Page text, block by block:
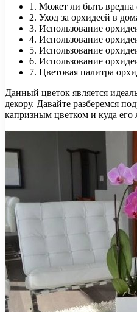
1. Может ли быть вредна
2. Уход за орхидеей в
3. Использование
4. Использование
5. Использование
6. Использование
7. Цветовая палитра
Данный цветок является
декору. Давайте разберемся
капризным цветком и куда его